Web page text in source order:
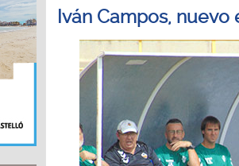
Iván Campos,